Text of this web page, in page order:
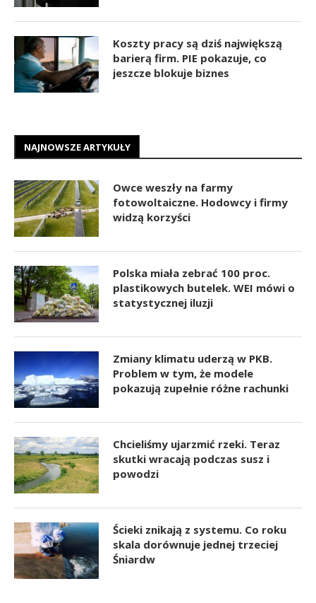
Koszty pracy są dziś największą
barierą firm. PIE pokazuje, co
jeszcze blokuje biznes
NAJNOWSZE ARTYKUŁY
Owce weszły na farmy
fotowoltaiczne. Hodowcy i firmy
widzą korzyści
Polska miała zebrać 100 proc.
plastikowych butelek. WEI mówi o
statystycznej iluzji
Zmiany klimatu uderzą w PKB.
Problem w tym, że modele
pokazują zupełnie różne rachunki
Chcieliśmy ujarzmić rzeki. Teraz
skutki wracają podczas susz i
powodzi
Ścieki znikają z systemu. Co roku
skala dorównuje jednej trzeciej
Śniardw